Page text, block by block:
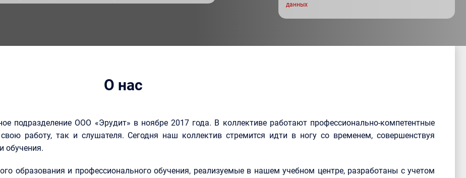
данных
О нас
подразделение ООО «Эрудит» в ноябре 2017 года. В коллективе работают профессионально-компетентные
работу, так и слушателя. Сегодня наш коллектив стремится идти в ногу со временем, совершенствуя
обучения.
образования и профессионального обучения, реализуемые в нашем учебном центре, разработаны с учетом